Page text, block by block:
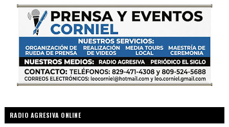
RADIO AGRESIVA ONLINE